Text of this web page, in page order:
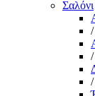
Σαλόνι
/
/
/